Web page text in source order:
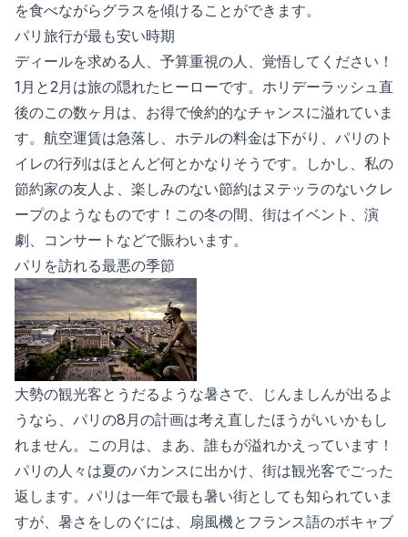
を食べながらグラスを傾けることができます。
パリ旅行が最も安い時期
ディールを求める人、予算重視の人、覚悟してください！
1月と2月は旅の隠れたヒーローです。ホリデーラッシュ直
後のこの数ヶ月は、お得で倹約的なチャンスに溢れていま
す。航空運賃は急落し、ホテルの料金は下がり、パリのト
イレの行列はほとんど何とかなりそうです。しかし、私の
節約家の友人よ、楽しみのない節約はヌテッラのないクレ
ープのようなものです！この冬の間、街はイベント、演
劇、コンサートなどで賑わいます。
パリを訪れる最悪の季節
大勢の観光客とうだるような暑さで、じんましんが出るよ
うなら、パリの8月の計画は考え直したほうがいいかもし
れません。この月は、まあ、誰もが溢れかえっています！
パリの人々は夏のバカンスに出かけ、街は観光客でごった
返します。パリは一年で最も暑い街としても知られていま
すが、暑さをしのぐには、扇風機とフランス語のボキャブ